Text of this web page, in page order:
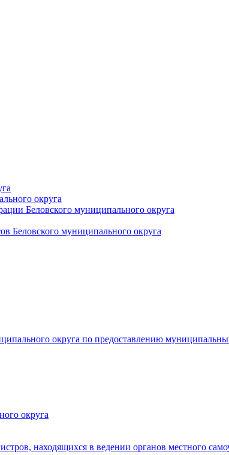
округа
Беловского муниципального округа
Беловского муниципального округа
округа по предоставлению
округа
находящихся в ведении органов местного